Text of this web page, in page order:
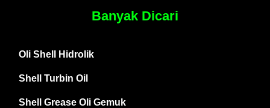
Banyak Dicari
Oli Shell Hidrolik
Shell Turbin Oil
Shell Grease Oli Gemuk